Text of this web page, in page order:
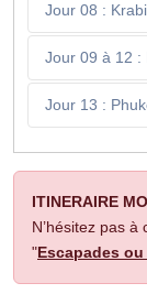
Jour 08 :
Jour 09 à 12 :
Jour 13 :
ITINERAIRE
N’hésitez pas à
"Escapades